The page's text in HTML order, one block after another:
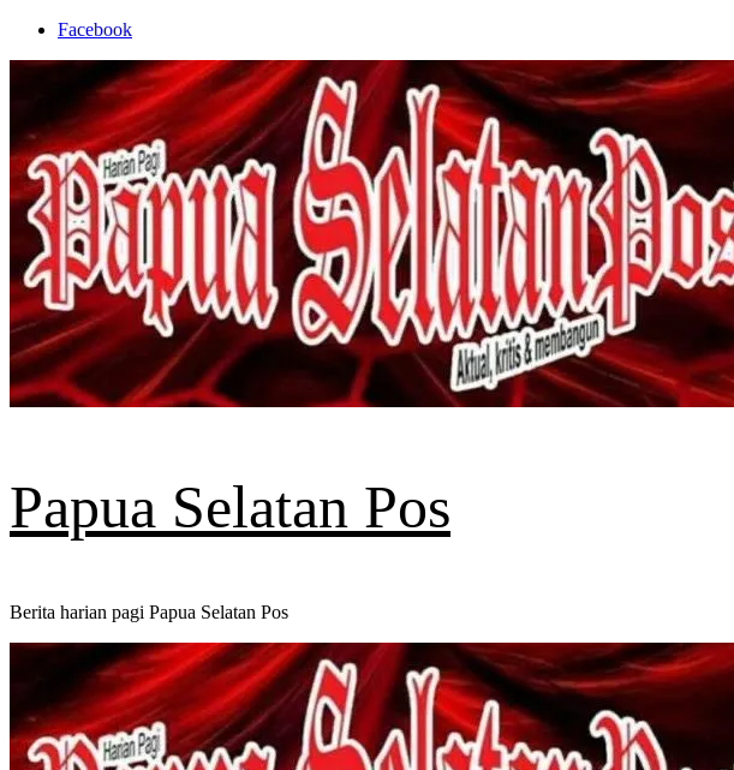
Skip
content
Facebook
Papua Selatan Pos
Berita harian pagi Papua Selatan Pos
Primary